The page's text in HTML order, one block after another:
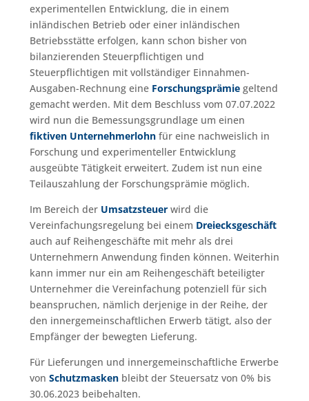
experimentellen Entwicklung, die in einem
inländischen Betrieb oder einer inländischen
Betriebsstätte erfolgen, kann schon bisher von
bilanzierenden Steuerpflichtigen und
Steuerpflichtigen mit vollständiger Einnahmen-
Ausgaben-Rechnung eine Forschungsprämiegeltend
gemacht werden. Mit dem Beschluss vom 07.07.2022
wird nun die Bemessungsgrundlage um einen
fiktiven Unternehmerlohnfür eine nachweislich in
Forschung und experimenteller Entwicklung
ausgeübte Tätigkeit erweitert. Zudem ist nun eine
Teilauszahlung der Forschungsprämie möglich.
Im Bereich der Umsatzsteuerwird die
Vereinfachungsregelung bei einem Dreiecksgeschäft
auch auf Reihengeschäfte mit mehr als drei
Unternehmern Anwendung finden können. Weiterhin
kann immer nur ein am Reihengeschäft beteiligter
Unternehmer die Vereinfachung potenziell für sich
beanspruchen, nämlich derjenige in der Reihe, der
den innergemeinschaftlichen Erwerb tätigt, also der
Empfänger der bewegten Lieferung.
Für Lieferungen und innergemeinschaftliche Erwerbe
von Schutzmaskenbleibt der Steuersatz von 0% bis
30.06.2023 beibehalten.